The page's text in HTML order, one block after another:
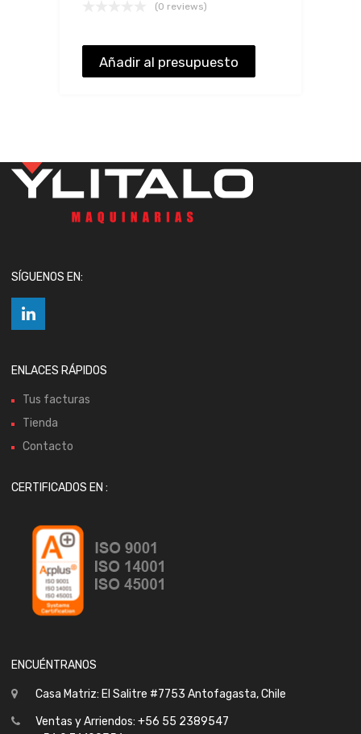
(0 reviews)
Añadir al presupuesto
SÍGUENOS EN:
ENLACES RÁPIDOS
Tus facturas
Tienda
Contacto
CERTIFICADOS EN :
ENCUÉNTRANOS
Casa Matriz: El Salitre #7753 Antofagasta, Chile
Ventas y Arriendos: +56 55 2389547